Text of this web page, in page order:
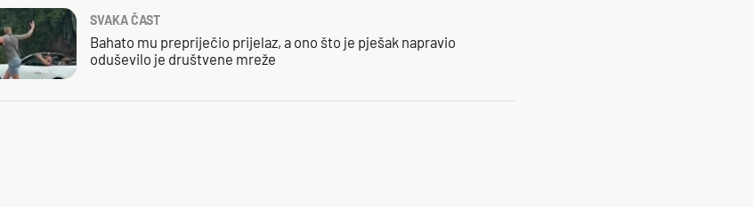
SVAKA ČAST
Bahato mu prepriječio prijelaz, a ono što je pješak napravio
oduševilo je društvene mreže